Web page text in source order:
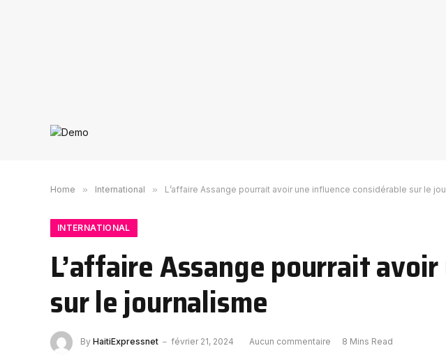
Home » International » L’affaire Assange pourrait avoir une influence considérable sur le
INTERNATIONAL
L’affaire Assange pourrait
sur le journalisme
By HaitiExpressnet février 21, 2024 Aucun commentaire 8 Mins Read